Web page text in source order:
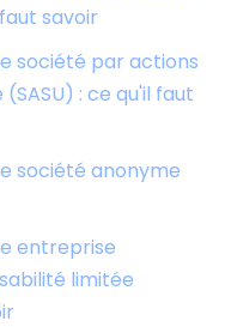
savoir
société par actions
: ce qu'il faut
société anonyme
entreprise
limitée